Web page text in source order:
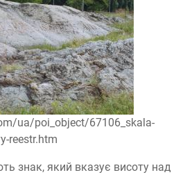
ua/poi_object/67106_skala-
reestr.htm
знак, який вказує висоту над